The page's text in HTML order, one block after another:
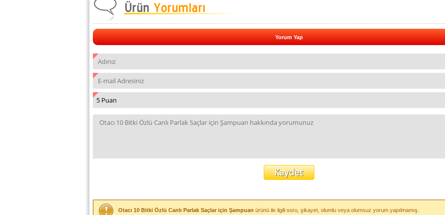
Yorum Yap
Otacı 10 Bitki Özlü Canlı Parlak Saçlar için Şampuan ürünü ile ilgili soru, şikayet, olumlu veya olumsuz yorum yapılmamış.